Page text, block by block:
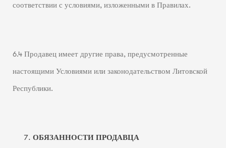
соответствии с условиями, изложенными в Правилах.
6.4 Продавец имеет другие права, предусмотренные
настоящими Условиями или законодательством Литовской
Республики.
ОБЯЗАННОСТИ ПРОДАВЦА